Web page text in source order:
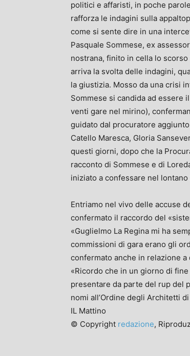
politici e affaristi, in poche
rafforza le indagini sulla
come si sente dire in una
Pasquale Sommese, ex
nostrana, finito in cella lo
arriva la svolta delle indagini,
la giustizia. Mosso da una crisi
Sommese si candida ad essere
venti gare nel mirino),
guidato dal procuratore
Catello Maresca, Gloria
questi giorni, dopo che la
racconto di Sommese e di
iniziato a confessare nel lontano
Entriamo nel vivo delle accuse
confermato il raccordo del
«Guglielmo La Regina mi ha
commissioni di gara erano gli
confermato anche in relazione
«Ricordo che in un giorno di
presentare da parte del rup del
nomi all’Ordine degli Architetti
IL Mattino
© Copyright redazione,